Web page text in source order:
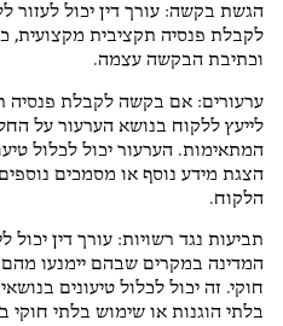
הגשת בקשה: עורך דין יכול לעזור
לקבלת פנסיה תקציבית מקצועית,
וכתיבת הבקשה עצמה.
ערעורים: אם בקשה לקבלת פנסיה
לייעץ ללקוח בנושא הערעור על
המתאימות. הערעור יכול לכלול
הצגת מידע נוסף או מסמכים
הלקוח.
תביעות נגד רשויות: עורך דין יכול
המדינה במקרים שבהם יימנעו מהם
חוקי. זה יכול לכלול טיעונים
בלתי הוגנות או שימוש בלתי חוקי